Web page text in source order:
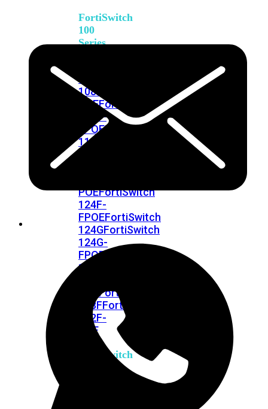
FortiSwitch
100
Series
108F-
POEFortiSwitch
108F-
FPOEFortiSwitch
110G-
POEFortiSwitch
124F-
FPOEFortiSwitch
124GFortiSwitch
124G-
FPOE
148F
FortiSwitchRugged
108FFortiSwitchRugged
112F-
POE
FortiSwitch